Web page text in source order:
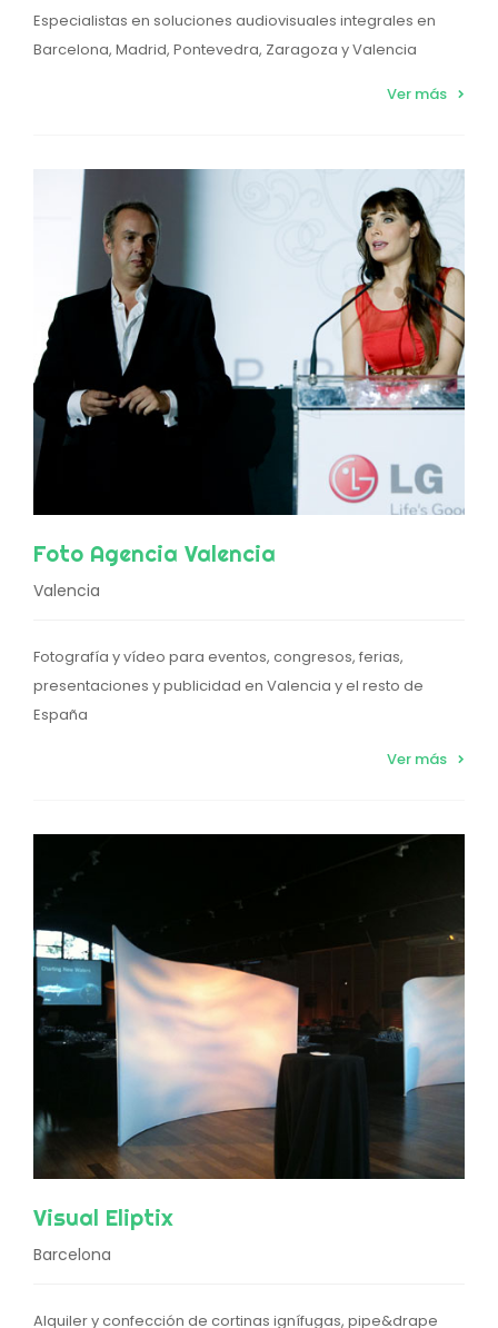
Especialistas en soluciones audiovisuales integrales en
Barcelona, Madrid, Pontevedra, Zaragoza y Valencia
Ver más
Foto Agencia Valencia
Valencia
Fotografía y vídeo para eventos, congresos, ferias,
presentaciones y publicidad en Valencia y el resto de
España
Ver más
Visual Eliptix
Barcelona
Alquiler y confección de cortinas ignífugas, pipe&drape